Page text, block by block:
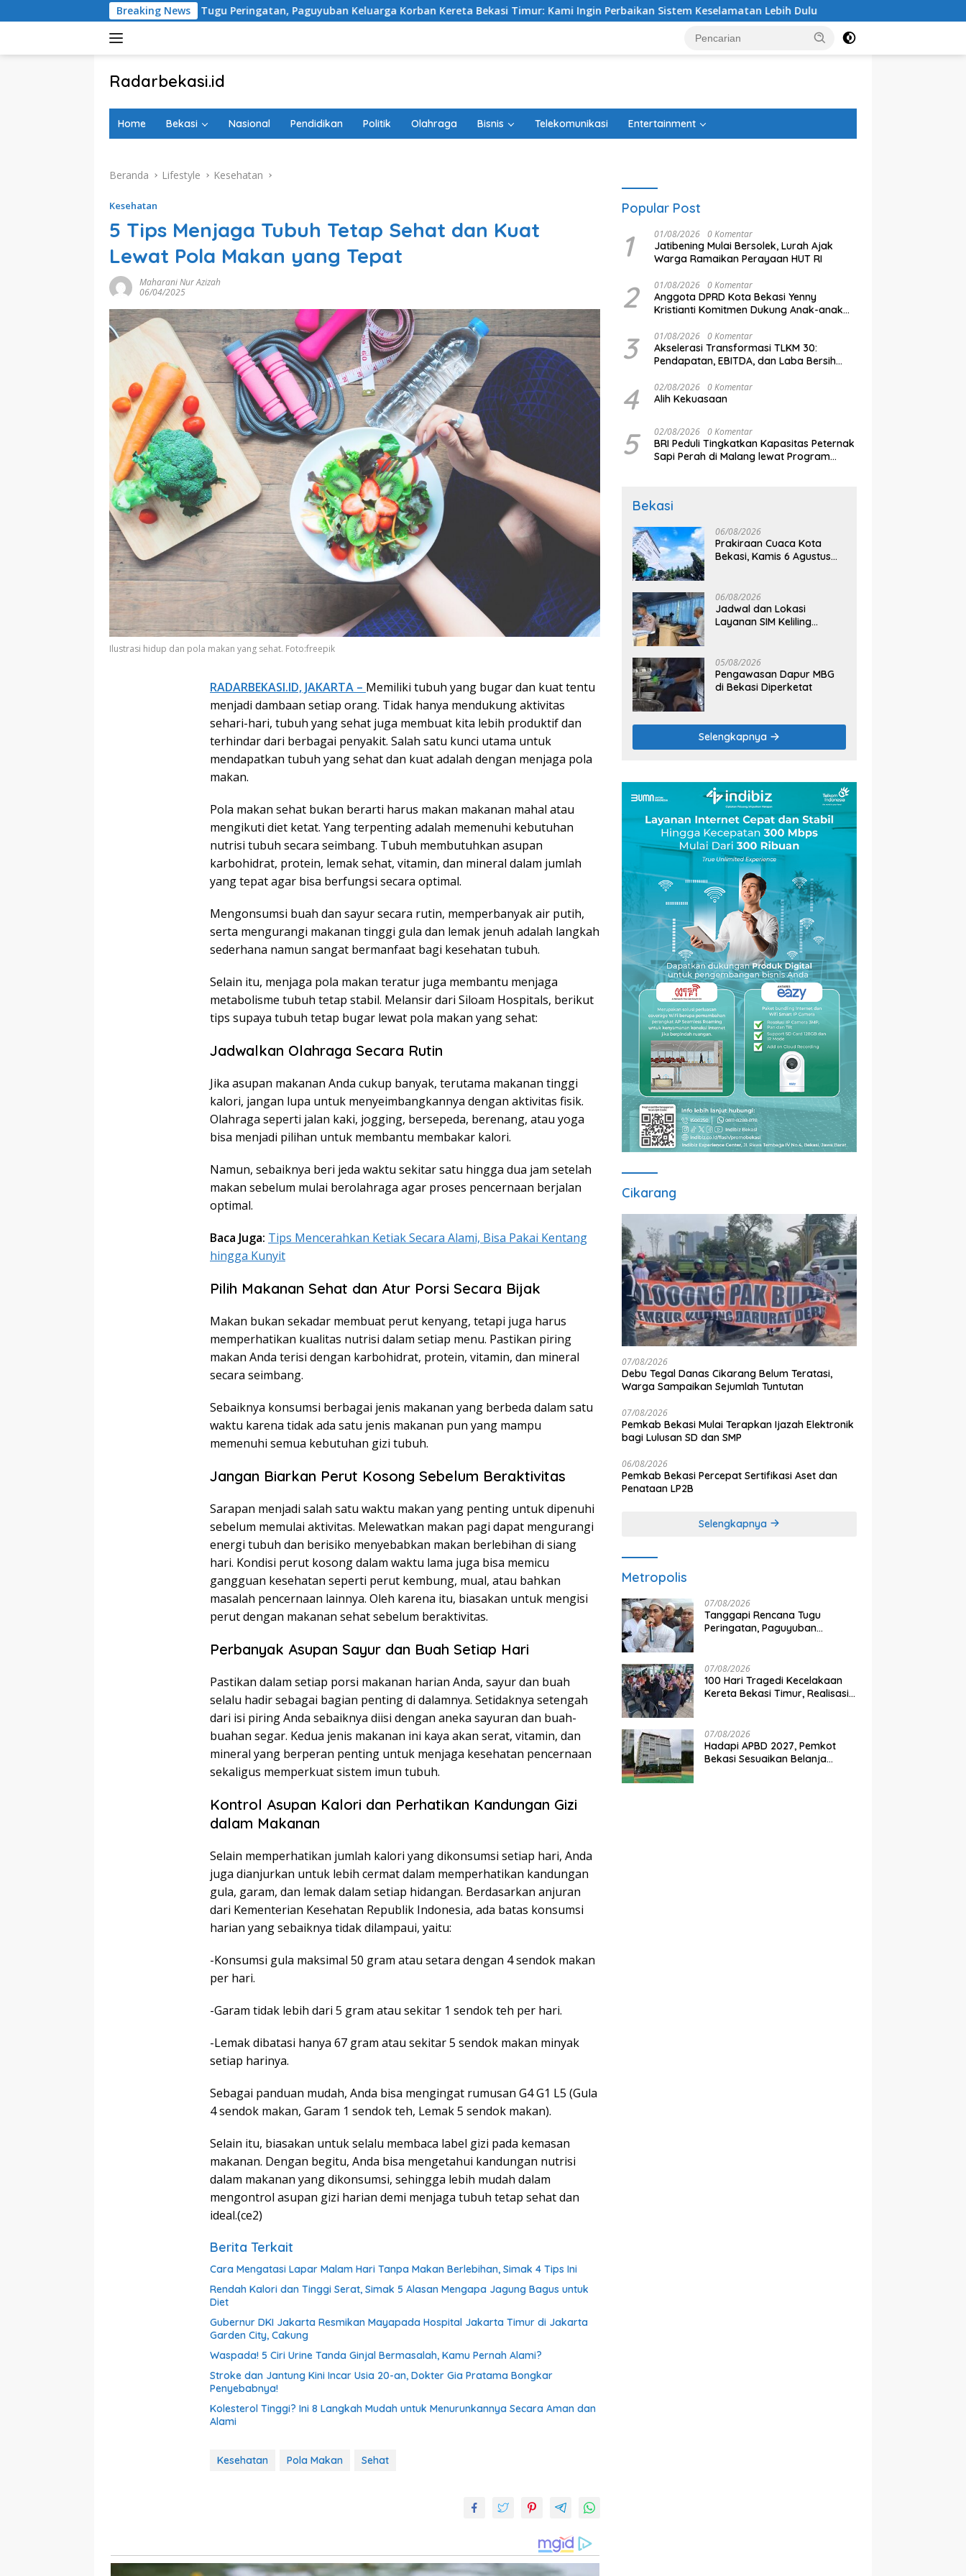
ke
Breaking News
Rencana Tugu Peringatan, Paguyuban Keluarga Korban Kereta Bekasi Timur: Kami Ingin Perbaikan Sistem Keselamatan Lebih Dulu Debu Tegal Danas Cikarang Belum
Radarbekasi.id
Bekasi
Home Bekasi Nasional Pendidikan Politik Olahraga Bisnis Telekomunikasi Entertainment
Beranda Lifestyle Kesehatan
Kesehatan
5 Tips Menjaga Tubuh Tetap Sehat dan Kuat
Lewat Pola Makan yang Tepat
Maharani Nur Azizah
06/04/2025
Ilustrasi hidup dan pola makan yang sehat. Foto:freepik
RADARBEKASI.ID, JAKARTA – Memiliki tubuh yang bugar dan kuat tentu
menjadi dambaan setiap orang. Tidak hanya mendukung aktivitas
sehari-hari, tubuh yang sehat juga membuat kita lebih produktif dan
terhindar dari berbagai penyakit. Salah satu kunci utama untuk
mendapatkan tubuh yang sehat dan kuat adalah dengan menjaga pola
makan.
Pola makan sehat bukan berarti harus makan makanan mahal atau
mengikuti diet ketat. Yang terpenting adalah memenuhi kebutuhan
nutrisi tubuh secara seimbang. Tubuh membutuhkan asupan
karbohidrat, protein, lemak sehat, vitamin, dan mineral dalam jumlah
yang tepat agar bisa berfungsi secara optimal.
Mengonsumsi buah dan sayur secara rutin, memperbanyak air putih,
serta mengurangi makanan tinggi gula dan lemak jenuh adalah langkah
sederhana namun sangat bermanfaat bagi kesehatan tubuh.
Selain itu, menjaga pola makan teratur juga membantu menjaga
metabolisme tubuh tetap stabil. Melansir dari Siloam Hospitals, berikut
tips supaya tubuh tetap bugar lewat pola makan yang sehat:
Jadwalkan Olahraga Secara Rutin
Jika asupan makanan Anda cukup banyak, terutama makanan tinggi
kalori, jangan lupa untuk menyeimbangkannya dengan aktivitas fisik.
Olahraga seperti jalan kaki, jogging, bersepeda, berenang, atau yoga
bisa menjadi pilihan untuk membantu membakar kalori.
Namun, sebaiknya beri jeda waktu sekitar satu hingga dua jam setelah
makan sebelum mulai berolahraga agar proses pencernaan berjalan
optimal.
Baca Juga: Tips Mencerahkan Ketiak Secara Alami, Bisa Pakai Kentang
hingga Kunyit
Pilih Makanan Sehat dan Atur Porsi Secara Bijak
Makan bukan sekadar membuat perut kenyang, tetapi juga harus
memperhatikan kualitas nutrisi dalam setiap menu. Pastikan piring
makan Anda terisi dengan karbohidrat, protein, vitamin, dan mineral
secara seimbang.
Sebaiknya konsumsi berbagai jenis makanan yang berbeda dalam satu
waktu karena tidak ada satu jenis makanan pun yang mampu
memenuhi semua kebutuhan gizi tubuh.
Jangan Biarkan Perut Kosong Sebelum Beraktivitas
Sarapan menjadi salah satu waktu makan yang penting untuk dipenuhi
sebelum memulai aktivitas. Melewatkan makan pagi dapat mengurangi
energi tubuh dan berisiko menyebabkan makan berlebihan di siang
hari. Kondisi perut kosong dalam waktu lama juga bisa memicu
gangguan kesehatan seperti perut kembung, mual, atau bahkan
masalah pencernaan lainnya. Oleh karena itu, biasakan untuk mengisi
perut dengan makanan sehat sebelum beraktivitas.
Perbanyak Asupan Sayur dan Buah Setiap Hari
Pastikan dalam setiap porsi makanan harian Anda, sayur dan buah
selalu hadir sebagai bagian penting di dalamnya. Setidaknya setengah
dari isi piring Anda sebaiknya diisi dengan aneka sayuran dan buah-
buahan segar. Kedua jenis makanan ini kaya akan serat, vitamin, dan
mineral yang berperan penting untuk menjaga kesehatan pencernaan
sekaligus memperkuat sistem imun tubuh.
Kontrol Asupan Kalori dan Perhatikan Kandungan Gizi
dalam Makanan
Selain memperhatikan jumlah kalori yang dikonsumsi setiap hari, Anda
juga dianjurkan untuk lebih cermat dalam memperhatikan kandungan
gula, garam, dan lemak dalam setiap hidangan. Berdasarkan anjuran
dari Kementerian Kesehatan Republik Indonesia, ada batas konsumsi
harian yang sebaiknya tidak dilampaui, yaitu:
-Konsumsi gula maksimal 50 gram atau setara dengan 4 sendok makan
per hari.
-Garam tidak lebih dari 5 gram atau sekitar 1 sendok teh per hari.
-Lemak dibatasi hanya 67 gram atau sekitar 5 sendok makan minyak
setiap harinya.
Sebagai panduan mudah, Anda bisa mengingat rumusan G4 G1 L5 (Gula
4 sendok makan, Garam 1 sendok teh, Lemak 5 sendok makan).
Selain itu, biasakan untuk selalu membaca label gizi pada kemasan
makanan. Dengan begitu, Anda bisa mengetahui kandungan nutrisi
dalam makanan yang dikonsumsi, sehingga lebih mudah dalam
mengontrol asupan gizi harian demi menjaga tubuh tetap sehat dan
ideal.(ce2)
Berita Terkait
Cara Mengatasi Lapar Malam Hari Tanpa Makan Berlebihan, Simak 4 Tips Ini
Rendah Kalori dan Tinggi Serat, Simak 5 Alasan Mengapa Jagung Bagus untuk
Diet
Gubernur DKI Jakarta Resmikan Mayapada Hospital Jakarta Timur di Jakarta
Garden City, Cakung
Waspada! 5 Ciri Urine Tanda Ginjal Bermasalah, Kamu Pernah Alami?
Stroke dan Jantung Kini Incar Usia 20-an, Dokter Gia Pratama Bongkar
Penyebabnya!
Kolesterol Tinggi? Ini 8 Langkah Mudah untuk Menurunkannya Secara Aman dan
Alami
Kesehatan Pola Makan Sehat
Popular Post
1 01/08/2026 0 Komentar
Jatibening Mulai Bersolek, Lurah Ajak
Warga Ramaikan Perayaan HUT RI
2 01/08/2026 0 Komentar
Anggota DPRD Kota Bekasi Yenny
Kristianti Komitmen Dukung Anak-anak
3 01/08/2026 0 Komentar
Akselerasi Transformasi TLKM 30:
Pendapatan, EBITDA, dan Laba Bersih
Paruh Pertama 2026
4 02/08/2026 0 Komentar
Alih Kekuasaan
5 02/08/2026 0 Komentar
BRI Peduli Tingkatkan Kapasitas Peternak
Sapi Perah di Malang lewat Program
Bekasi
06/08/2026
Prakiraan Cuaca Kota
Bekasi, Kamis 6 Agustus
06/08/2026
Jadwal dan Lokasi
Layanan SIM Keliling
05/08/2026
Pengawasan Dapur MBG
di Bekasi Diperketat
Selengkapnya
Cikarang
07/08/2026
Debu Tegal Danas Cikarang Belum Teratasi,
Warga Sampaikan Sejumlah Tuntutan
07/08/2026
Pemkab Bekasi Mulai Terapkan Ijazah Elektronik
bagi Lulusan SD dan SMP
06/08/2026
Pemkab Bekasi Percepat Sertifikasi Aset dan
Penataan LP2B
Selengkapnya
Metropolis
07/08/2026
Tanggapi Rencana Tugu
Peringatan, Paguyuban
Perbaikan Sistem Keselamatan
Lebih Dulu
07/08/2026
100 Hari Tragedi Kecelakaan
Kereta Bekasi Timur, Realisasi
07/08/2026
Hadapi APBD 2027, Pemkot
Bekasi Sesuaikan Belanja